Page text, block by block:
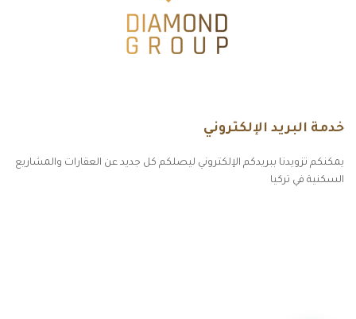
خدمة البريد الإلكتروني
يمكنكم تزويدنا ببريدكم الإلكتروني ليصلكم كل جديد عن العقارات والمشاريع
السكنية في تركيا